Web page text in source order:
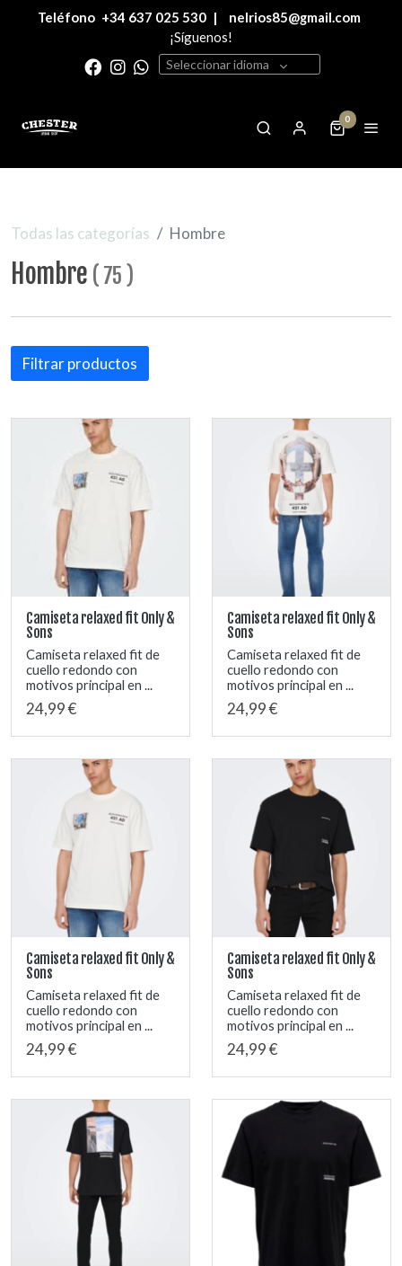
Teléfono +34 637 025 530 |
nelrios85@gmail.com
¡Síguenos!
Seleccionar idioma
0
Todas las categorías Hombre
Hombre ( 75 )
Filtrar productos
Camiseta relaxed fit Only &
Sons
Camiseta relaxed fit de
cuello redondo con
motivos principal en ...
24,99 €
Camiseta relaxed fit Only &
Sons
Camiseta relaxed fit de
cuello redondo con
motivos principal en ...
24,99 €
Camiseta relaxed fit Only &
Sons
Camiseta relaxed fit de
cuello redondo con
motivos principal en ...
24,99 €
Camiseta relaxed fit Only &
Sons
Camiseta relaxed fit de
cuello redondo con
motivos principal en ...
24,99 €